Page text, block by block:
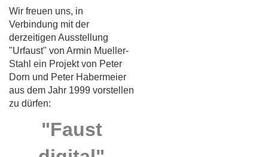
Wir freuen uns, in
Verbindung mit der
derzeitigen Ausstellung
"Urfaust" von Armin Mueller-
Stahl ein Projekt von Peter
Dorn und Peter Habermeier
aus dem Jahr 1999 vorstellen
zu dürfen:
"Faust